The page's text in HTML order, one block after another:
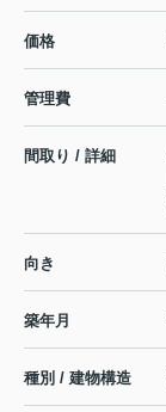
価格
管理費
間取り / 詳細
向き
築年月
種別 / 建物構造